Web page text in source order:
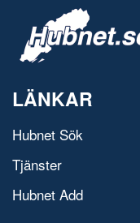
LÄNKAR
Hubnet Sök
Tjänster
Hubnet Add